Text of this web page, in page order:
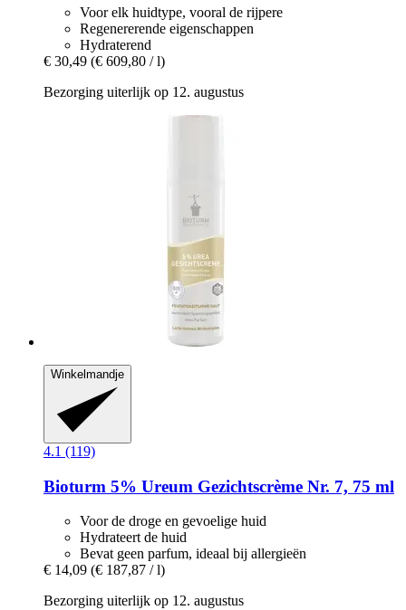
Voor elk huidtype, vooral de rijpere
Regenererende eigenschappen
Hydraterend
€ 30,49 (€ 609,80 / l)
Bezorging uiterlijk op 12. augustus
Winkelmandje
4.1 (119)
Bioturm 5% Ureum Gezichtscrème Nr. 7, 75 ml
Voor de droge en gevoelige huid
Hydrateert de huid
Bevat geen parfum, ideaal bij allergieën
€ 14,09 (€ 187,87 / l)
Bezorging uiterlijk op 12. augustus